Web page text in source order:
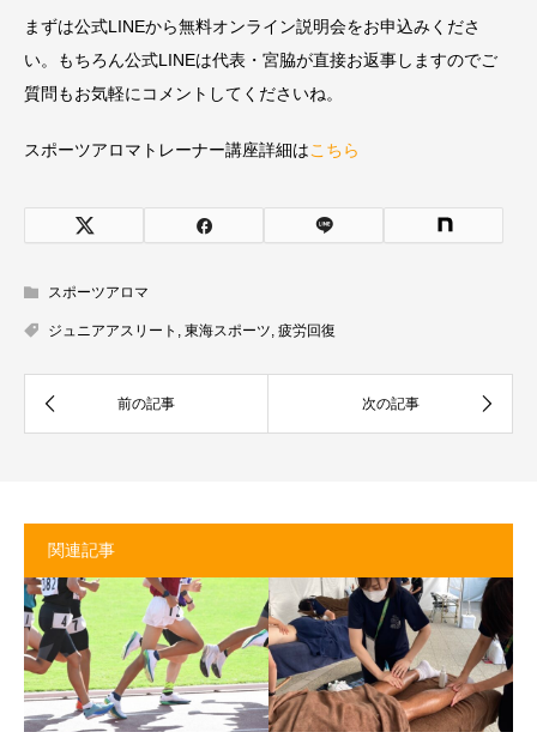
まずは公式LINEから無料オンライン説明会をお申込みくださ
い。もちろん公式LINEは代表・宮脇が直接お返事しますのでご
質問もお気軽にコメントしてくださいね。
スポーツアロマトレーナー講座詳細はこちら
スポーツアロマ
ジュニアアスリート 東海スポーツ 疲労回復
関連記事